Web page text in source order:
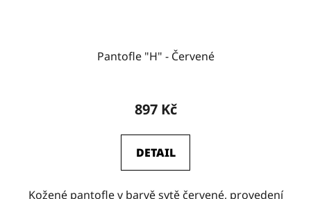
Pantofle "H" - Červené
897 Kč
DETAIL
Kožené pantofle v barvě sytě červené, provedení